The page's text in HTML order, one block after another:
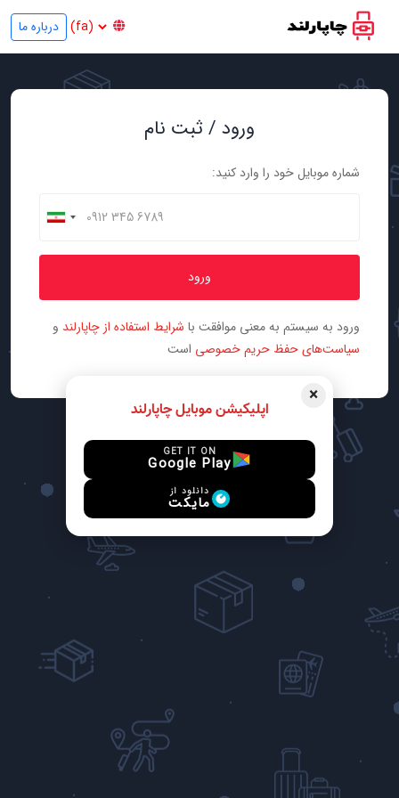
درباره ما
ورود / ثبت نام
شماره موبایل خود را وارد کنید:
ورود
ورود به سیستم به معنی موافقت با شرایط استفاده از چاپارلند و
سیاست‌های حفظ حریم خصوصی است
×
اپلیکیشن موبایل چاپارلند
GET IT ON
Google Play
دانلود از
مایکت